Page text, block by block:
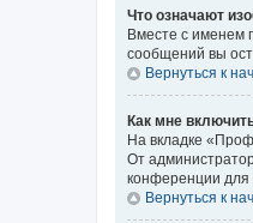
Что означают
Вместе с именем
сообщений вы
Вернуться к
Как мне
На вкладке
От
конференции для
Вернуться к